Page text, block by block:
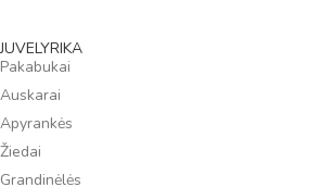
JUVELYRIKA
Pakabukai
Auskarai
Apyrankės
Žiedai
Grandinėlės